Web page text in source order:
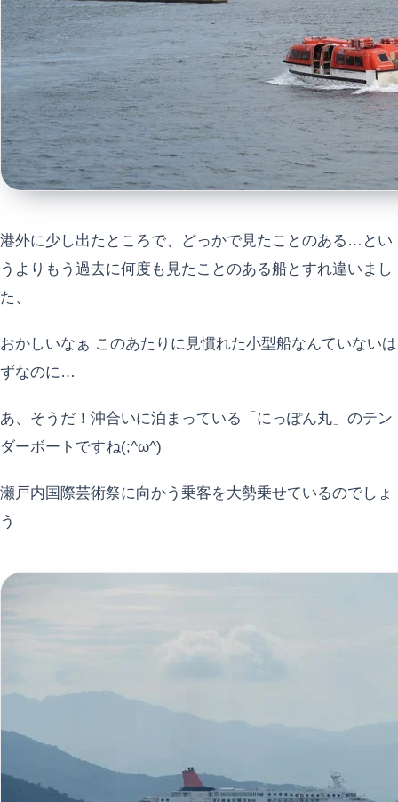
港外に少し出たところで、どっかで見たことのある…とい
うよりもう過去に何度も見たことのある船とすれ違いまし
た、
おかしいなぁ このあたりに見慣れた小型船なんていないは
ずなのに…
あ、そうだ！沖合いに泊まっている「にっぽん丸」のテン
ダーボートですね(;^ω^)
瀬戸内国際芸術祭に向かう乗客を大勢乗せているのでしょ
う